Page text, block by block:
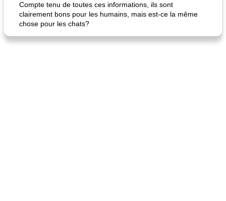
Compte tenu de toutes ces informations, ils sont
clairement bons pour les humains, mais est-ce la même
chose pour les chats?